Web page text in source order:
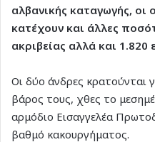
αλβανικής καταγωγής, οι
κατέχουν και άλλες
ακριβείας αλλά και 1.820
Οι δύο άνδρες κρατούνται
βάρος τους, χθες το
αρμόδιο Εισαγγελέα
βαθμό κακουργήματος.